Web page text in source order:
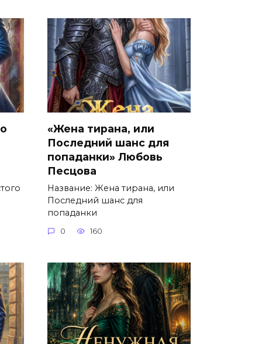
«Жена тирана, или
Последний шанс для
попаданки» Любовь
Песцова
Название: Жена тирана, или
Последний шанс для
попаданки
0 160